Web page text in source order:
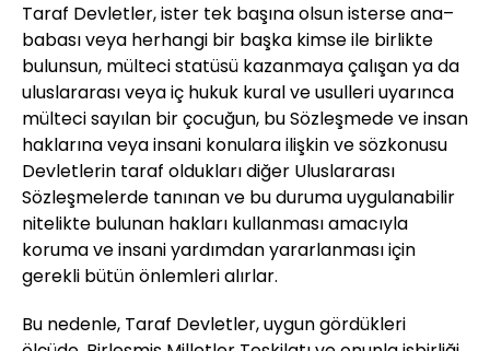
Taraf Devletler, ister tek başına olsun isterse ana–
babası veya herhangi bir başka kimse ile birlikte
bulunsun, mülteci statüsü kazanmaya çalışan ya da
uluslararası veya iç hukuk kural ve usulleri uyarınca
mülteci sayılan bir çocuğun, bu Sözleşmede ve insan
haklarına veya insani konulara ilişkin ve sözkonusu
Devletlerin taraf oldukları diğer Uluslararası
Sözleşmelerde tanınan ve bu duruma uygulanabilir
nitelikte bulunan hakları kullanması amacıyla
koruma ve insani yardımdan yararlanması için
gerekli bütün önlemleri alırlar.
Bu nedenle, Taraf Devletler, uygun gördükleri